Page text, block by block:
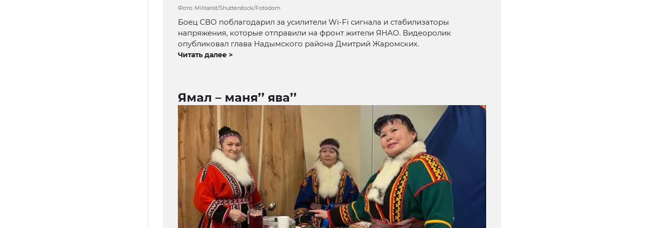
Фото: Militarist/Shutterstock/Fotodom
Боец СВО поблагодарил за усилители Wi-Fi сигнала и стабилизаторы
напряжения, которые отправили на фронт жители ЯНАО. Видеоролик
опубликовал глава Надымского района Дмитрий Жаромских.
Читать далее >
Ямал – маня’’ ява’’